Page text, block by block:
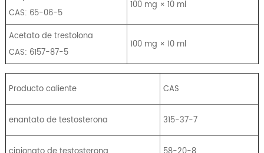
CAS: 65-06-5
100 mg × 10 ml
Acetato de trestolona
CAS: 6157-87-5
100 mg × 10 ml
Producto caliente CAS
enantato de testosterona 315-37-7